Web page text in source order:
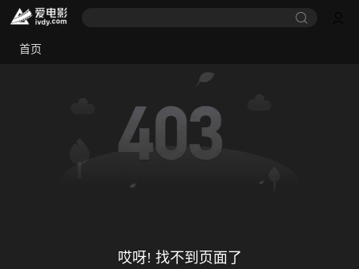
首页
哎呀! 找不到页面了